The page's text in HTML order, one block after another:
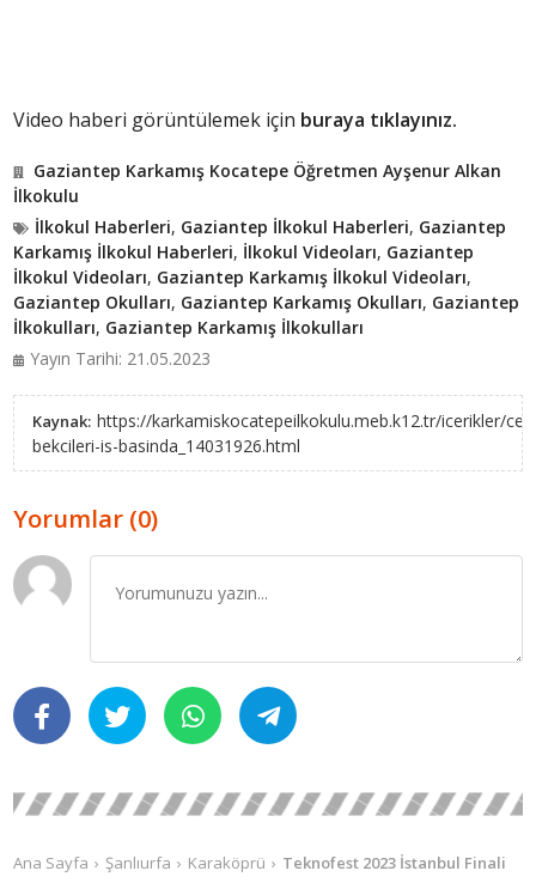
Video haberi görüntülemek için buraya tıklayınız.
Gaziantep Karkamış Kocatepe Öğretmen Ayşenur Alkan
İlkokulu
İlkokul Haberleri, Gaziantep İlkokul Haberleri, Gaziantep
Karkamış İlkokul Haberleri, İlkokul Videoları, Gaziantep
İlkokul Videoları, Gaziantep Karkamış İlkokul Videoları,
Gaziantep Okulları, Gaziantep Karkamış Okulları, Gaziantep
İlkokulları, Gaziantep Karkamış İlkokulları
Yayın Tarihi: 21.05.2023
Kaynak: https://karkamiskocatepeilkokulu.meb.k12.tr/icerikler/
bekcileri-is-basinda_14031926.html
Yorumlar (0)
Ana Sayfa Şanlıurfa Karaköprü Teknofest 2023 İstanbul Finali